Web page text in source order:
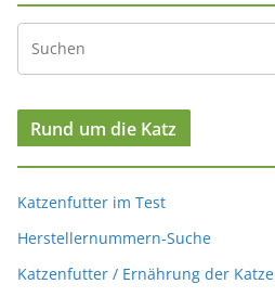
Rund um die Katz
Katzenfutter im Test
Herstellernummern-Suche
Katzenfutter / Ernährung der Katze